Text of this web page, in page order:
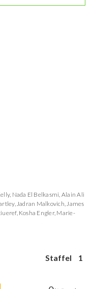
, Nada El Belkasmi, Alain Ali
,Jadran Malkovich,James
, Kosha Engler, Marie-
Staffel 1